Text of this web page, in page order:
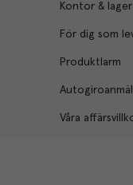
Kontor & lager
För dig som
Produktlarm
Våra